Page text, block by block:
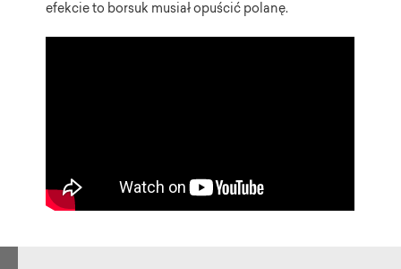
efekcie to borsuk musiał opuścić polanę.